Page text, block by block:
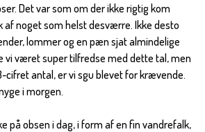
Det var som om der ikke rigtig kom
noget som helst desværre. Ikke desto
lommer og en pæn sjat almindelige
vi været super tilfredse med dette tal, men
cifret antal, er vi sgu blevet for krævende.
i morgen.
på obsen i dag, i form af en fin vandrefalk,